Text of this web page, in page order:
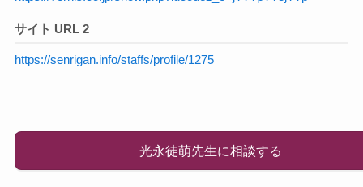
サイト URL 2
https://senrigan.info/staffs/profile/1275
光永徒萌先生に相談する